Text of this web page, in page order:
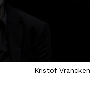
Kristof Vrancken